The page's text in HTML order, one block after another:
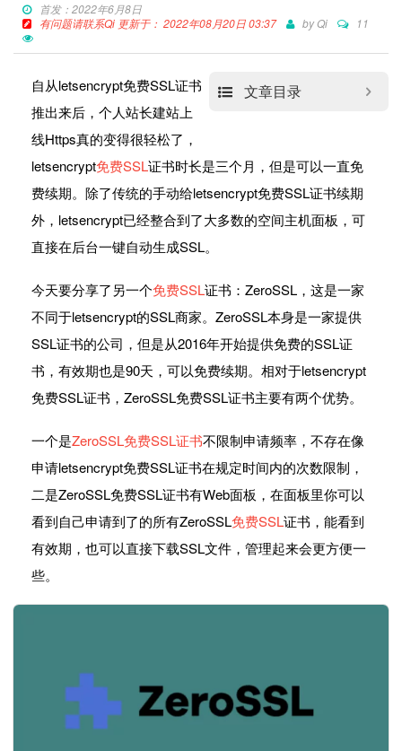
首发：2022年6月8日
有问题请联系Qi 更新于： 2022年08月20日 03:37
byQi 11
文章目录
自从letsencrypt免费SSL证书
推出来后，个人站长建站上
线Https真的变得很轻松了，
letsencrypt免费SSL证书时长是三个月，但是可以一直免
费续期。除了传统的手动给letsencrypt免费SSL证书续期
外，letsencrypt已经整合到了大多数的空间主机面板，可
直接在后台一键自动生成SSL。
今天要分享了另一个免费SSL证书：ZeroSSL，这是一家
不同于letsencrypt的SSL商家。ZeroSSL本身是一家提供
SSL证书的公司，但是从2016年开始提供免费的SSL证
书，有效期也是90天，可以免费续期。相对于letsencrypt
免费SSL证书，ZeroSSL免费SSL证书主要有两个优势。
一个是ZeroSSL免费SSL证书不限制申请频率，不存在像
申请letsencrypt免费SSL证书在规定时间内的次数限制，
二是ZeroSSL免费SSL证书有Web面板，在面板里你可以
看到自己申请到了的所有ZeroSSL免费SSL证书，能看到
有效期，也可以直接下载SSL文件，管理起来会更方便一
些。